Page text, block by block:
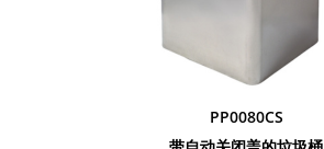
PP0080CS